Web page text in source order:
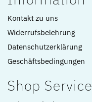
Kontakt zu uns
Widerrufsbelehrung
Datenschutzerklärung
Geschäftsbedingungen
Shop Service